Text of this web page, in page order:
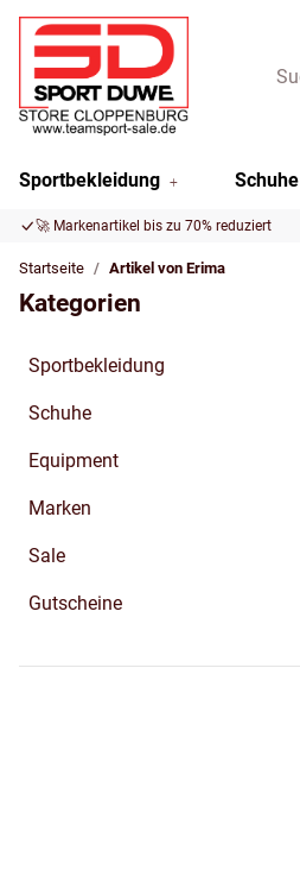
Sportbekleidung Schuhe
🚀 Markenartikel bis zu 70% reduziert
Startseite Artikel von Erima
Kategorien
Sportbekleidung
Schuhe
Equipment
Marken
Sale
Gutscheine